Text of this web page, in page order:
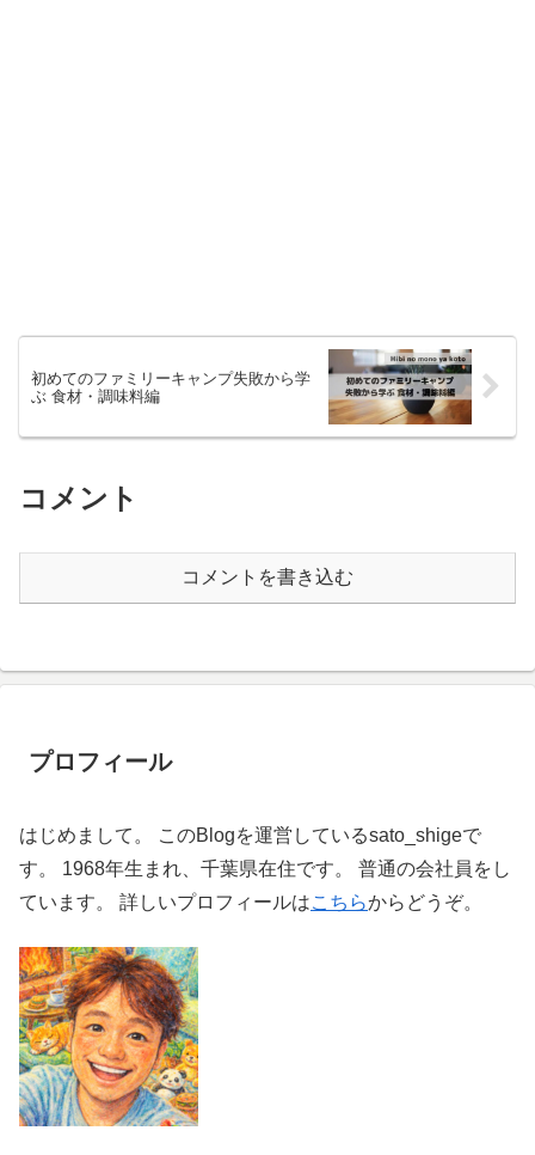
初めてのファミリーキャンプ失敗から学
ぶ 食材・調味料編
コメント
コメントを書き込む
プロフィール
はじめまして。 このBlogを運営しているsato_shigeで
す。 1968年生まれ、千葉県在住です。 普通の会社員をし
ています。 詳しいプロフィールはこちらからどうぞ。